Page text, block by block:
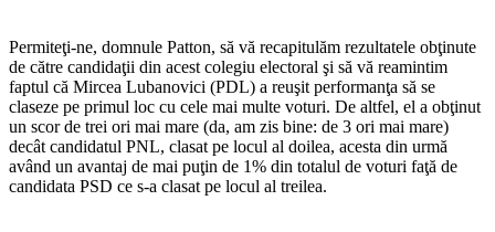
Permiteţi-ne, domnule Patton, să vă recapitulăm rezultatele obţinute
de către candidaţii din acest colegiu electoral şi să vă reamintim
faptul că Mircea Lubanovici (PDL) a reuşit performanţa să se
claseze pe primul loc cu cele mai multe voturi. De altfel, el a obţinut
un scor de trei ori mai mare (da, am zis bine: de 3 ori mai mare)
decât candidatul PNL, clasat pe locul al doilea, acesta din urmă
având un avantaj de mai puţin de 1% din totalul de voturi faţă de
candidata PSD ce s-a clasat pe locul al treilea.